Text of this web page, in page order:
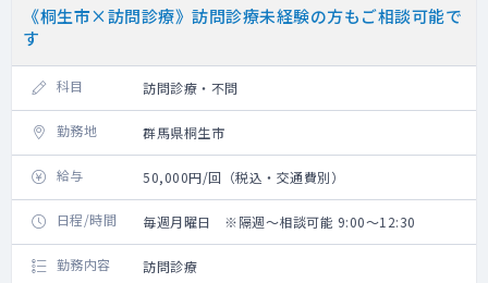
《桐生市×訪問診療》訪問診療未経験の方もご相談可能で
す
科目 訪問診療・不問
勤務地 群馬県桐生市
給与 50,000円/回（税込・交通費別）
日程/時間 毎週月曜日 ※隔週～相談可能 9:00～12:30
勤務内容 訪問診療